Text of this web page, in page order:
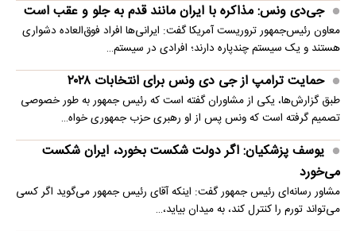
جی‌دی ونس: مذاکره با ایران مانند قدم به جلو و عقب است
معاون رئیس‌جمهور تروریست آمریکا گفت: ایرانی‌ها افراد فوق‌العاده دشواری
هستند و یک سیستم چندپاره دارند؛ افرادی در سیستم…
حمایت ترامپ از جی دی ونس برای انتخابات ۲۰۲۸
طبق گزارش‌ها، یکی از مشاوران گفته است که رئیس جمهور به طور خصوصی
تصمیم گرفته است که ونس پس از او رهبری حزب جمهوری خواه…
یوسف پزشکیان: اگر دولت شکست بخورد، ایران شکست
می‌خورد
مشاور رسانه‌ای رئیس جمهور گفت: اینکه آقای رئیس جمهور می‌گوید اگر کسی
می‌تواند تورم را کنترل کند، به میدان بیاید،…